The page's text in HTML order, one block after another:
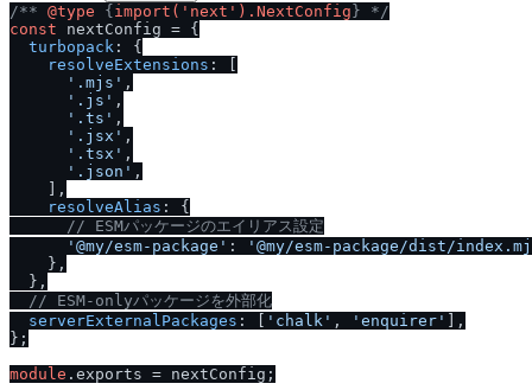
/** @type { import('next').NextConfig } * /
const nextConfig = {
turbopack : {
resolveExtensions : [
'.mjs' ,
'.js' ,
'.ts' ,
'.jsx' ,
'.tsx' ,
'.json' ,
    ],
resolveAlias : {
/ / ESMパッケージのエイリアス設定
'@my/esm-package' : '@my/esm-package /dist /
    },
  },
/ / ESM-onlyパッケージを外部化
serverExternalPackages : [ 'chalk' , 'enquirer'
],
};
module . exports